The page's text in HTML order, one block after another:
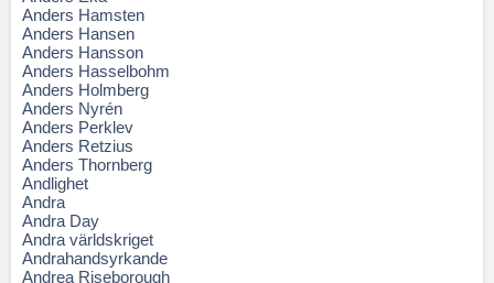
Anders Hamsten
Anders Hansen
Anders Hansson
Anders Hasselbohm
Anders Holmberg
Anders Nyrén
Anders Perklev
Anders Retzius
Anders Thornberg
Andlighet
Andra
Andra Day
Andra världskriget
Andrahandsyrkande
Andrea Riseborough